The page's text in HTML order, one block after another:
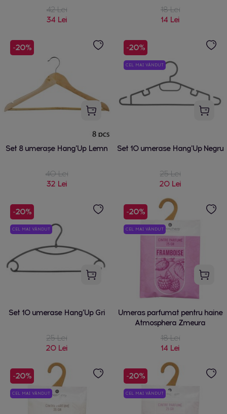
42 Lei
34 Lei
18 Lei
14 Lei
-20%
Set 8 umerașe Hang'Up Lemn
40 Lei
32 Lei
-20%
CEL MAI VÂNDUT
Set 10 umerase Hang'Up Negru
25 Lei
20 Lei
-20%
CEL MAI VÂNDUT
Set 10 umerase Hang'Up Gri
25 Lei
20 Lei
-20%
CEL MAI VÂNDUT
Umeras parfumat pentru haine
Atmosphera Zmeura
18 Lei
14 Lei
-20%
CEL MAI VÂNDUT
-20%
CEL MAI VÂNDUT